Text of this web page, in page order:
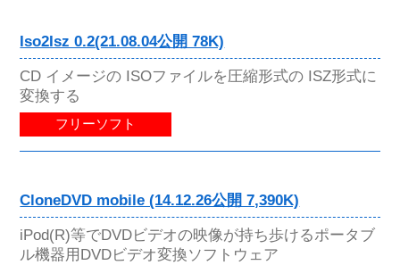
Iso2Isz 0.2(21.08.04公開 78K)
CD イメージの ISOファイルを圧縮形式の ISZ形式に
変換する
フリーソフト
CloneDVD mobile (14.12.26公開 7,390K)
iPod(R)等でDVDビデオの映像が持ち歩けるポータブ
ル機器用DVDビデオ変換ソフトウェア